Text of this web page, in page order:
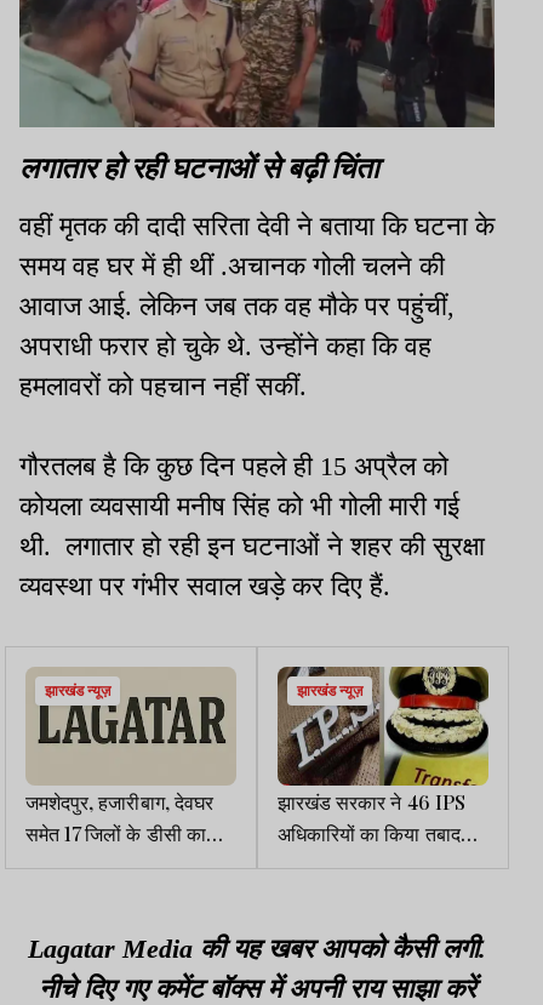
लगातार हो रही घटनाओं से बढ़ी चिंता
वहीं मृतक की दादी सरिता देवी ने बताया कि घटना के
समय वह घर में ही थीं .अचानक गोली चलने की
आवाज आई. लेकिन जब तक वह मौके पर पहुंचीं,
अपराधी फरार हो चुके थे. उन्होंने कहा कि वह
हमलावरों को पहचान नहीं सकीं.
गौरतलब है कि कुछ दिन पहले ही 15 अप्रैल को
कोयला व्यवसायी मनीष सिंह को भी गोली मारी गई
थी. लगातार हो रही इन घटनाओं ने शहर की सुरक्षा
व्यवस्था पर गंभीर सवाल खड़े कर दिए हैं.
झारखंड न्यूज़
जमशेदपुर, हजारीबाग, देवघर
समेत 17 जिलों के डीसी का
तबादला
झारखंड न्यूज़
झारखंड सरकार ने 46 IPS
अधिकारियों का किया तबादला,
देखें लिस्ट
Lagatar Media की यह खबर आपको कैसी लगी.
नीचे दिए गए कमेंट बॉक्स में अपनी राय साझा करें